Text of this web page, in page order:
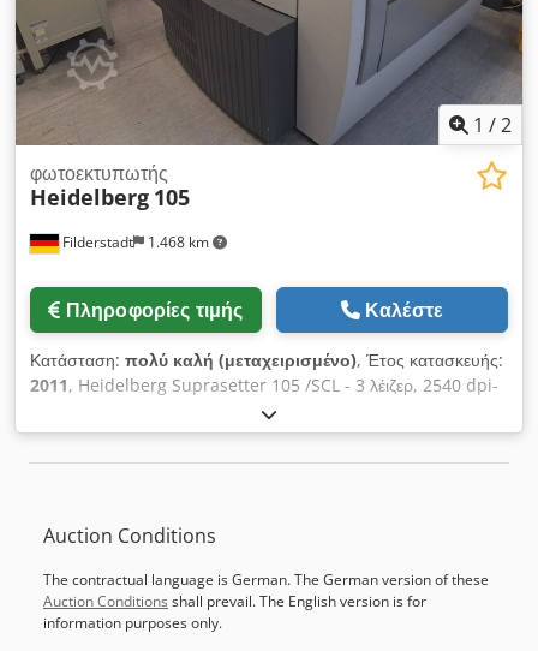
1 /2
Filderstadt 1.468 km
φωτοεκτυπωτής
Heidelberg 105
Πληροφορίες τιμής Καλέστε
Κατάσταση: πολύ καλή (μεταχειρισμένο), Έτος κατασκευής:
2011, Heidelberg Suprasetter 105 /SCL - 3 λέιζερ, 2540 dpi-
5080 dpi - Ώρες λειτουργίας λέιζερ: 9818 Csdpfx Asx Uq
Aleblsha - Διάτρητη Bacher - 1 Bit Metashooter
εγκατεστημένο σε Dell PC - Συμβόλαιο πλήρους συντήρησης
Auction Conditions
The contractual language is German. The German version of these
Auction Conditions shall prevail. The English version is for
information purposes only.